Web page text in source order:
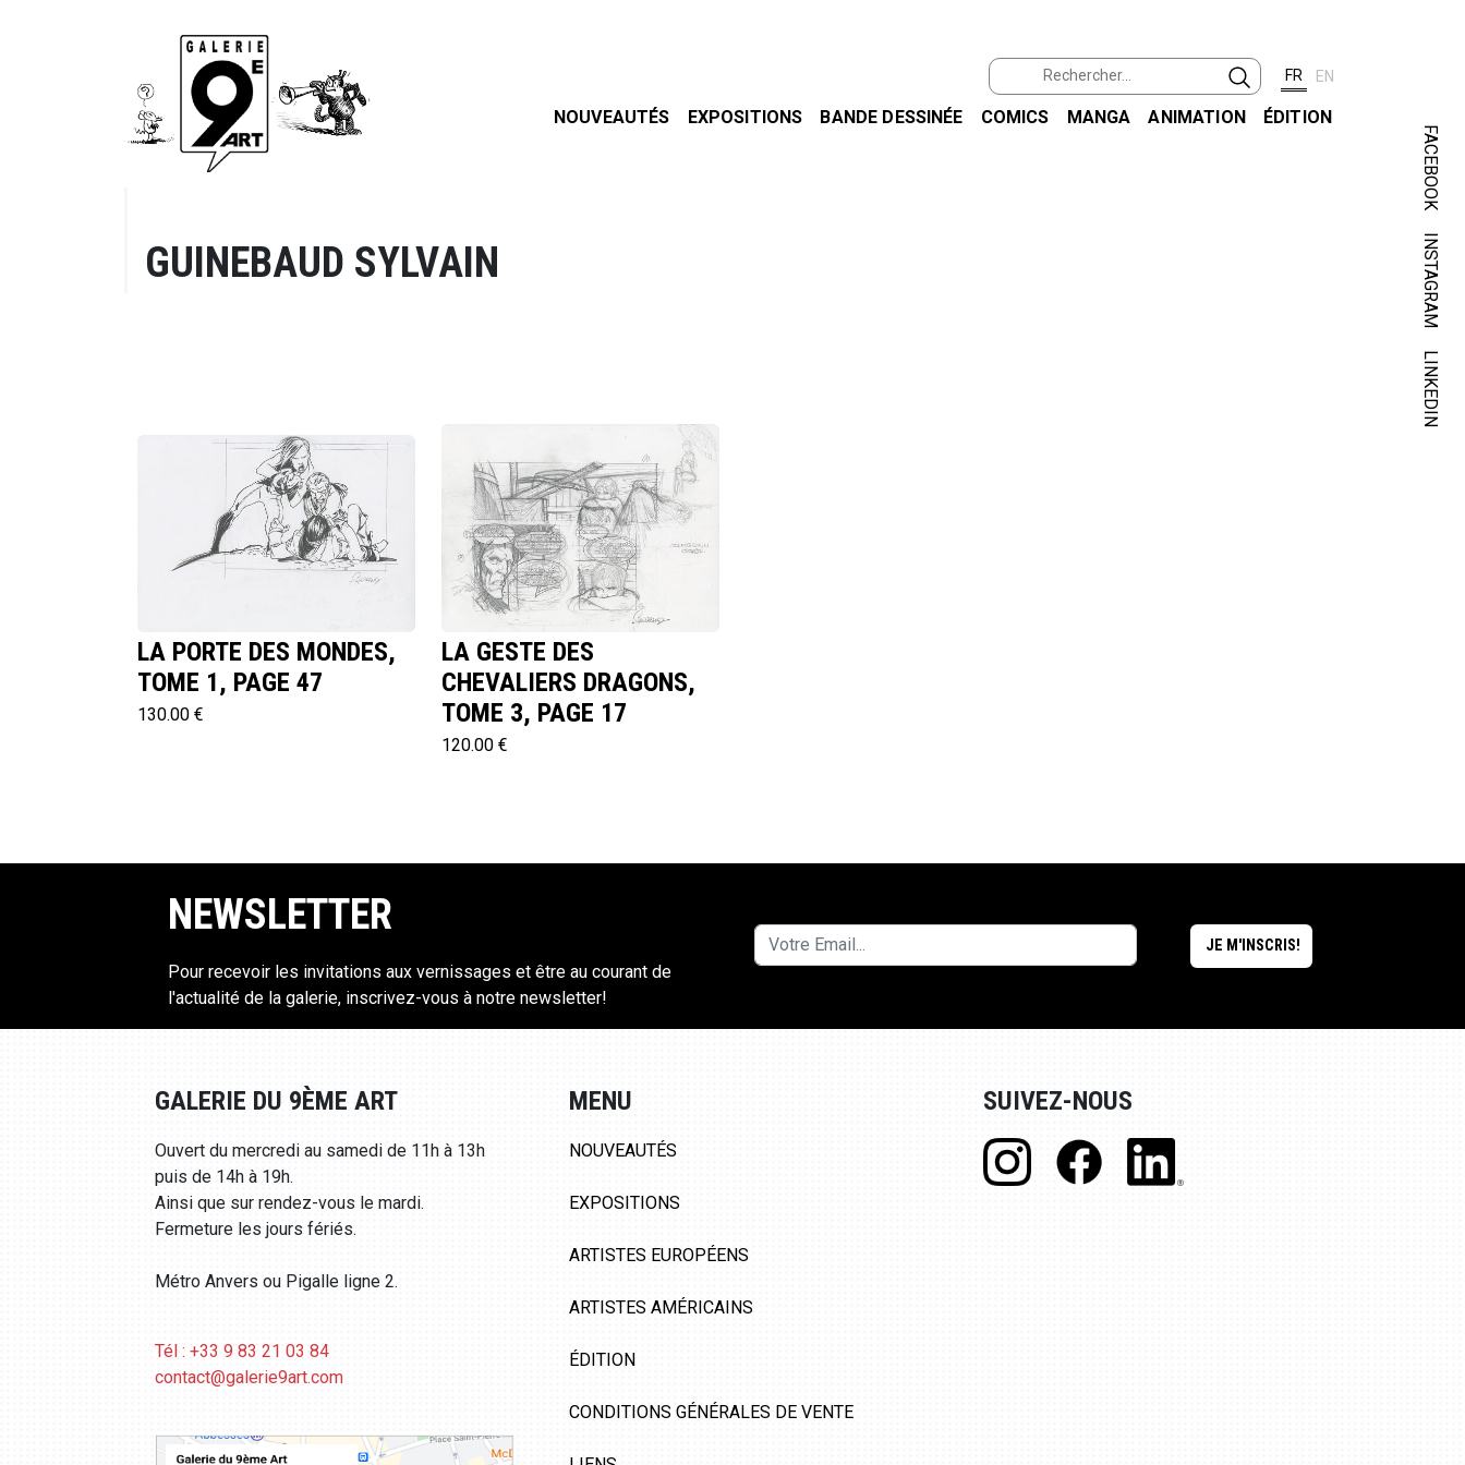
FR EN
NOUVEAUTÉS EXPOSITIONS BANDE DESSINÉE COMICS MANGA ANIMATION ÉDITION
FACEBOOK
INSTAGRAM
LINKEDIN
GUINEBAUD SYLVAIN
LA PORTE DES MONDES,
TOME 1, PAGE 47
130.00 €
LA GESTE DES
CHEVALIERS DRAGONS,
TOME 3, PAGE 17
120.00 €
NEWSLETTER
Pour recevoir les invitations aux vernissages et être au courant de
l'actualité de la galerie, inscrivez-vous à notre newsletter!
GALERIE DU 9ÈME ART
Ouvert du mercredi au samedi de 11h à 13h
puis de 14h à 19h.
Ainsi que sur rendez-vous le mardi.
Fermeture les jours fériés.
Métro Anvers ou Pigalle ligne 2.
Tél : +33 9 83 21 03 84
contact@galerie9art.com
MENU
NOUVEAUTÉS
EXPOSITIONS
ARTISTES EUROPÉENS
ARTISTES AMÉRICAINS
ÉDITION
CONDITIONS GÉNÉRALES DE VENTE
SUIVEZ-NOUS